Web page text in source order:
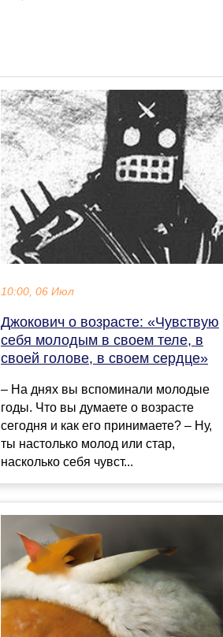
10:00, 06 Июл
Джокович о возрасте: «Чувствую
себя молодым в своем теле, в
своей голове, в своем сердце»
– На днях вы вспоминали молодые
годы. Что вы думаете о возрасте
сегодня и как его принимаете? – Ну,
ты настолько молод или стар,
насколько себя чувст...